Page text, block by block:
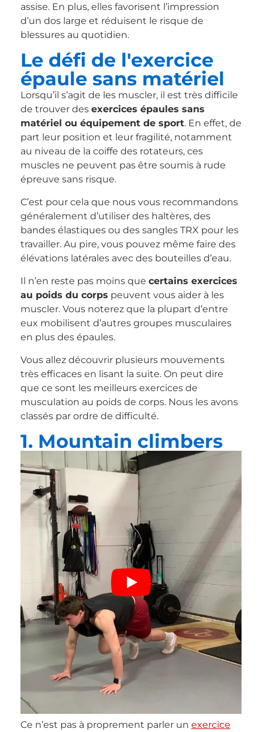
assise. En plus, elles favorisent l’impression
d’un dos large et réduisent le risque de
blessures au quotidien.
Le défi de l'exercice
épaule sans matériel
Lorsqu’il s’agit de les muscler, il est très difficile
de trouver des exercices épaules sans
matériel ou équipement de sport. En effet, de
part leur position et leur fragilité, notamment
au niveau de la coiffe des rotateurs, ces
muscles ne peuvent pas être soumis à rude
épreuve sans risque.
C’est pour cela que nous vous recommandons
généralement d’utiliser des haltères, des
bandes élastiques ou des sangles TRX pour les
travailler. Au pire, vous pouvez même faire des
élévations latérales avec des bouteilles d’eau.
Il n’en reste pas moins que certains exercices
au poids du corps peuvent vous aider à les
muscler. Vous noterez que la plupart d’entre
eux mobilisent d’autres groupes musculaires
en plus des épaules.
Vous allez découvrir plusieurs mouvements
très efficaces en lisant la suite. On peut dire
que ce sont les meilleurs exercices de
musculation au poids de corps. Nous les avons
classés par ordre de difficulté.
1. Mountain climbers
Ce n’est pas à proprement parler un exercice